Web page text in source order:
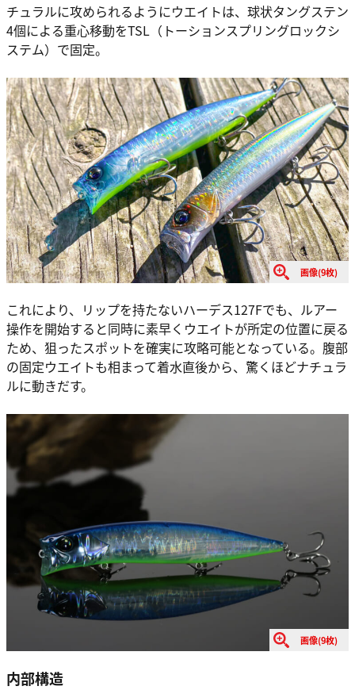
チュラルに攻められるようにウエイトは、球状タングステン
4個による重心移動をTSL（トーションスプリングロックシ
ステム）で固定。
画像(9枚)
これにより、リップを持たないハーデス127Fでも、ルアー
操作を開始すると同時に素早くウエイトが所定の位置に戻る
ため、狙ったスポットを確実に攻略可能となっている。腹部
の固定ウエイトも相まって着水直後から、驚くほどナチュラ
ルに動きだす。
画像(9枚)
内部構造